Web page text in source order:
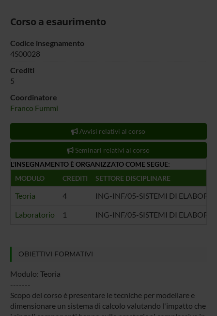
Corso a esaurimento
Codice insegnamento
4S00028
Crediti
5
Coordinatore
Franco Fummi
Avvisi relativi al corso
Seminari relativi al corso
L'INSEGNAMENTO È ORGANIZZATO COME SEGUE:
MODULO
CREDITI SETTORE DISCIPLINARE
Teoria 4 ING-INF/05-SISTEMI DI
Laboratorio 1 ING-INF/05-SISTEMI DI
OBIETTIVI FORMATIVI
Modulo: Teoria
-------
Scopo del corso è presentare le tecniche per modellare e
dimensionare un sistema di calcolo valutando l'impatto che